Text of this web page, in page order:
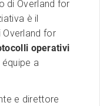
di Overland for
è il
Overland for
operativi
a
e direttore